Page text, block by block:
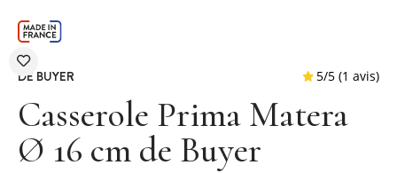
DE BUYER
Casserole Prima Matera
Ø 16 cm de Buyer